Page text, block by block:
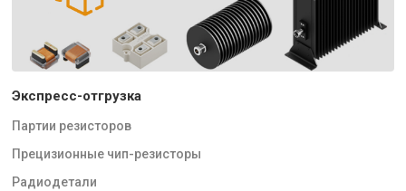
Экспресс-отгрузка
Партии резисторов
Прецизионные чип-резисторы
Радиодетали